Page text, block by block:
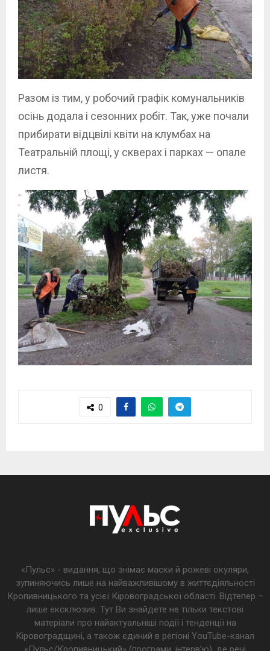
Разом із тим, у робочий графік комунальників
осінь додала і сезонних робіт. Так, уже почали
прибирати відцвілі квіти на клумбах на
Театральній площі, у скверах і парках — опале
листя.
0
«Пульс» - видання, що знімає маски й рожеві окуляри,
зупиняючись лише на найважливішому в життєдіяльності
Кропивницького та усієї Кіровоградської області. Відтепер –
лише ексклюзив. Тут Ви знайдете не тільки текстові
матеріали про найактуальніші події і тенденції на
Кіровоградщині, а також єдиний в регіоні YouTube-канал